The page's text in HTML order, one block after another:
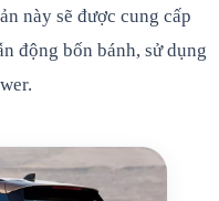
này sẽ được cung cấp
động bốn bánh, sử dụng